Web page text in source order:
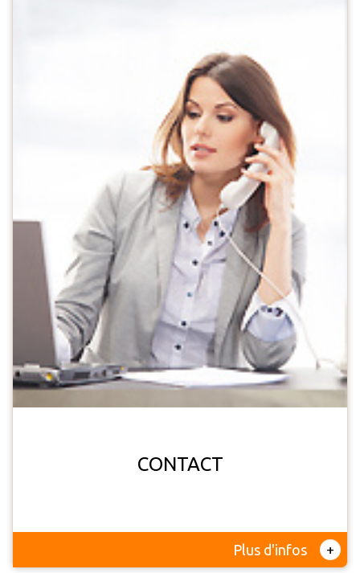
CONTACT
Plus d'infos +